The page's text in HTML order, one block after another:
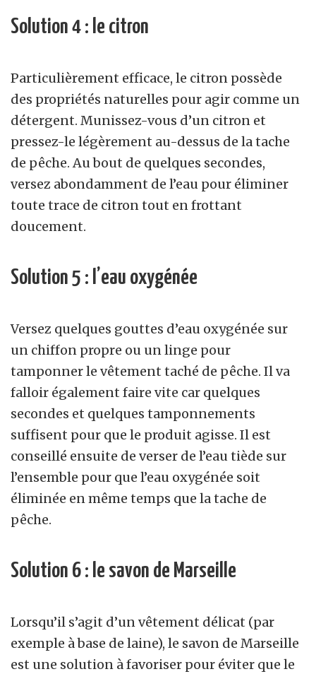
Solution 4 : le citron
Particulièrement efficace, le citron possède
des propriétés naturelles pour agir comme un
détergent. Munissez-vous d’un citron et
pressez-le légèrement au-dessus de la tache
de pêche. Au bout de quelques secondes,
versez abondamment de l’eau pour éliminer
toute trace de citron tout en frottant
doucement.
Solution 5 : l’eau oxygénée
Versez quelques gouttes d’eau oxygénée sur
un chiffon propre ou un linge pour
tamponner le vêtement taché de pêche. Il va
falloir également faire vite car quelques
secondes et quelques tamponnements
suffisent pour que le produit agisse. Il est
conseillé ensuite de verser de l’eau tiède sur
l’ensemble pour que l’eau oxygénée soit
éliminée en même temps que la tache de
pêche.
Solution 6 : le savon de Marseille
Lorsqu’il s’agit d’un vêtement délicat (par
exemple à base de laine), le savon de Marseille
est une solution à favoriser pour éviter que le